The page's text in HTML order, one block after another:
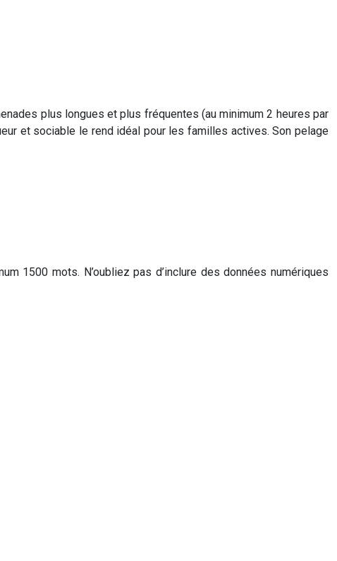
plus longues et plus fréquentes (au minimum 2 heures par
et sociable le rend idéal pour les familles actives. Son pelage
1500 mots. N’oubliez pas d’inclure des données numériques